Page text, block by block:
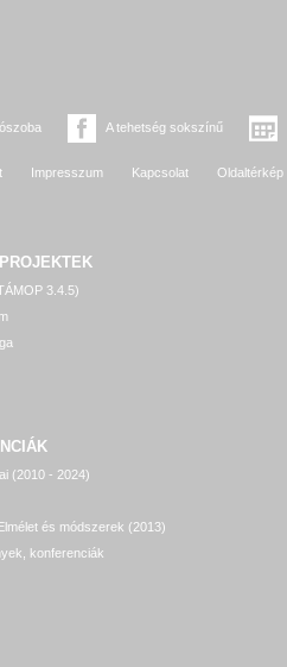
A tehetség sokszínű
Impresszum Kapcsolat Oldaltérkép
PROJEKTEK
3.4.5)
(2010 - 2024)
és módszerek (2013)
konferenciák